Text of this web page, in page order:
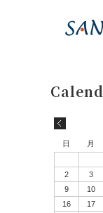
日 月
2
3
9
10
16
17